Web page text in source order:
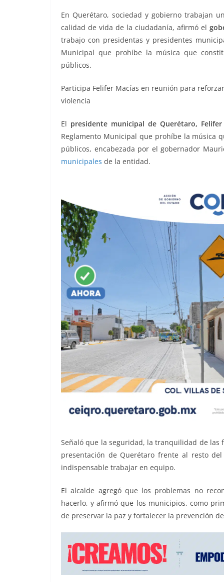
o
o
k
p
p
n
k
m
En Querétaro, sociedad y gobierno trabajan
calidad de vida de la ciudadanía, afirmó el
trabajo con presidentas y presidentes
Municipal que prohíbe la música que
públicos.
Participa Felifer Macías en reunión para
violencia
El presidente municipal de Querétaro, Felifer
Reglamento Municipal que prohíbe la música
públicos, encabezada por el gobernador
municipales de la entidad.
Señaló que la seguridad, la tranquilidad de las
presentación de Querétaro frente al resto
indispensable trabajar en equipo.
El alcalde agregó que los problemas no
hacerlo, y afirmó que los municipios, como
de preservar la paz y fortalecer la prevención